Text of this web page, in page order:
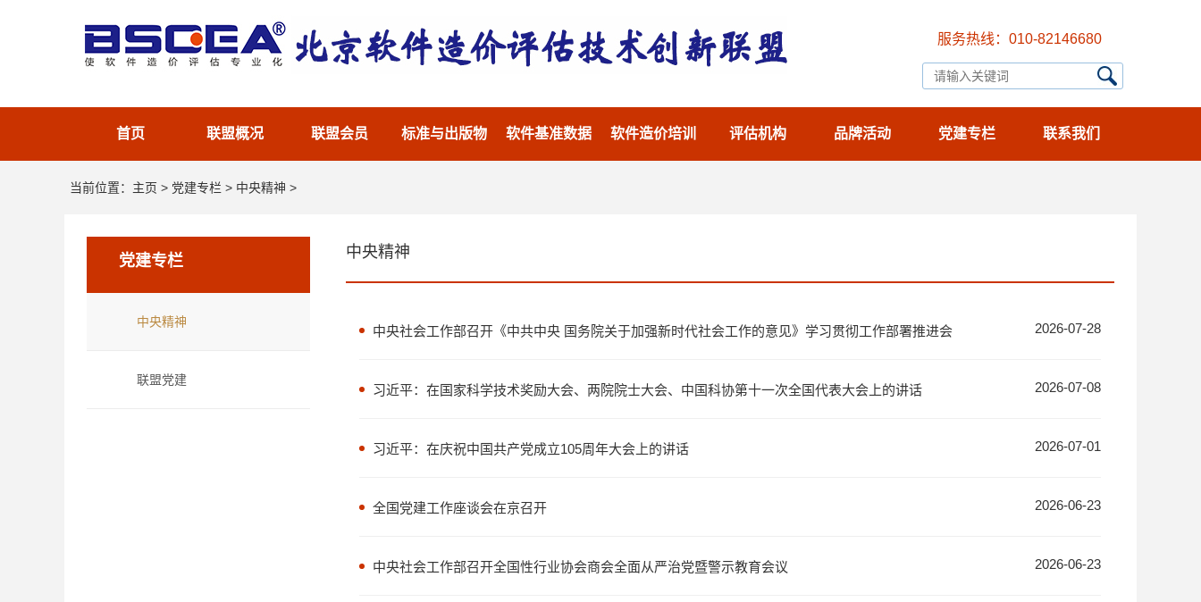
服务热线：010-82146680
首页 联盟概况 联盟会员 标准与出版物 软件基准数据 软件造价培训 评估机构 品牌活动 党建专栏 联系我们
当前位置： 主页 > 党建专栏 > 中央精神 >
党建专栏
中央精神
联盟党建
中央精神
2026-07-28
中央社会工作部召开《中共中央 国务院关于加强新时代社会工作的意见》学习贯彻工作部署推进会
2026-07-08
习近平：在国家科学技术奖励大会、两院院士大会、中国科协第十一次全国代表大会上的讲话
2026-07-01
习近平：在庆祝中国共产党成立105周年大会上的讲话
2026-06-23
全国党建工作座谈会在京召开
2026-06-23
中央社会工作部召开全国性行业协会商会全面从严治党暨警示教育会议